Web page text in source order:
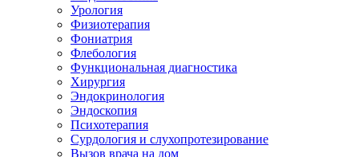
Урология
Физиотерапия
Фониатрия
Флебология
Функциональная диагностика
Хирургия
Эндокринология
Эндоскопия
Психотерапия
Сурдология и слухопротезирование
Вызов врача на дом